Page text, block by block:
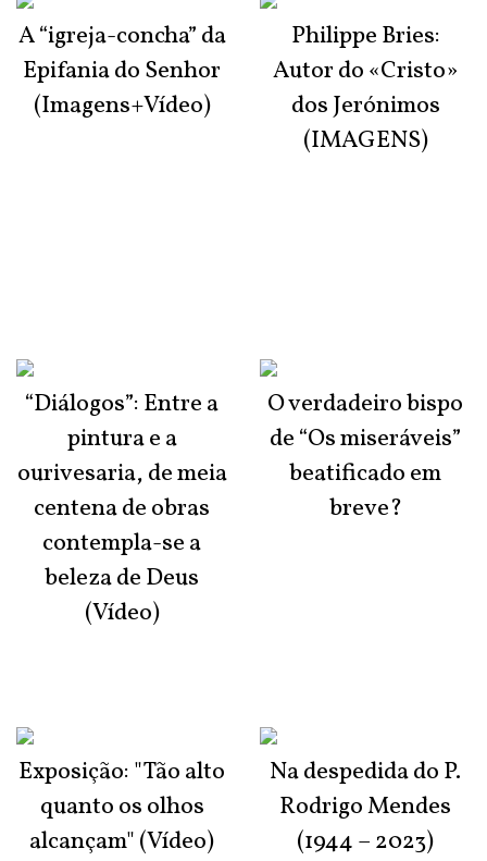
A “igreja-concha” da
Epifania do Senhor
(Imagens+Vídeo)
“Diálogos”: Entre a
pintura e a
ourivesaria, de meia
centena de obras
contempla-se a
beleza de Deus
(Vídeo)
Exposição: "Tão alto
quanto os olhos
alcançam" (Vídeo)
Philippe Bries:
Autor do «Cristo»
dos Jerónimos
(IMAGENS)
O verdadeiro bispo
de “Os miseráveis”
beatificado em
breve?
Na despedida do P.
Rodrigo Mendes
(1944 – 2023)